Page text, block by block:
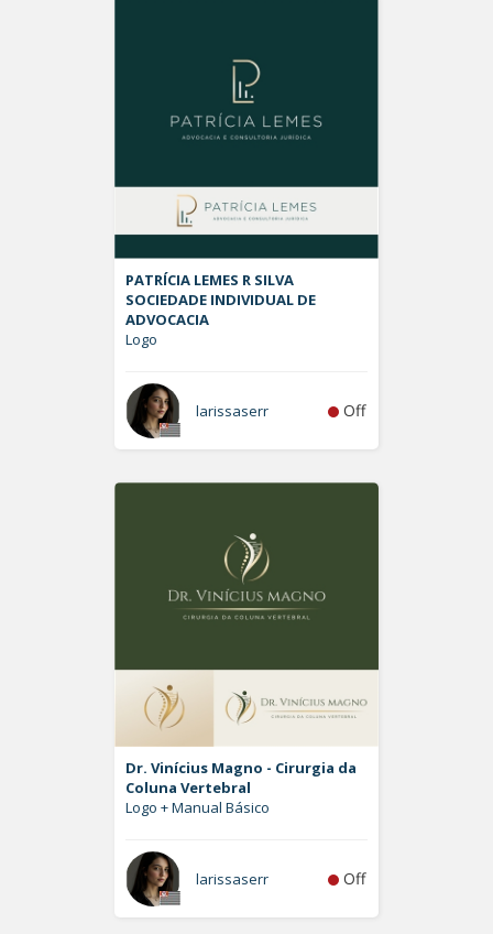
PATRÍCIA LEMES R SILVA
SOCIEDADE INDIVIDUAL DE
ADVOCACIA
Logo
larissaserr Off
Dr. Vinícius Magno - Cirurgia da
Coluna Vertebral
Logo + Manual Básico
larissaserr Off